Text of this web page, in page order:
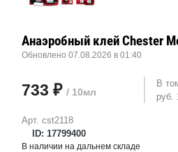
Арт. cst2118
ID: 17799400
Анаэробный клей Chester
Обновлено 07.08.2026 в 01:40
733 ₽ / 10мл
В
руб.
В наличии на дальнем складе